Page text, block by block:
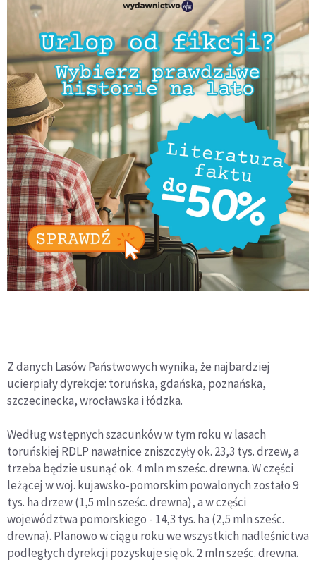
Z danych Lasów Państwowych wynika, że najbardziej
ucierpiały dyrekcje: toruńska, gdańska, poznańska,
szczecinecka, wrocławska i łódzka.
Według wstępnych szacunków w tym roku w lasach
toruńskiej RDLP nawałnice zniszczyły ok. 23,3 tys. drzew, a
trzeba będzie usunąć ok. 4 mln m sześc. drewna. W części
leżącej w woj. kujawsko-pomorskim powalonych zostało 9
tys. ha drzew (1,5 mln sześc. drewna), a w części
województwa pomorskiego - 14,3 tys. ha (2,5 mln sześc.
drewna). Planowo w ciągu roku we wszystkich nadleśnictwa
podległych dyrekcji pozyskuje się ok. 2 mln sześc. drewna.